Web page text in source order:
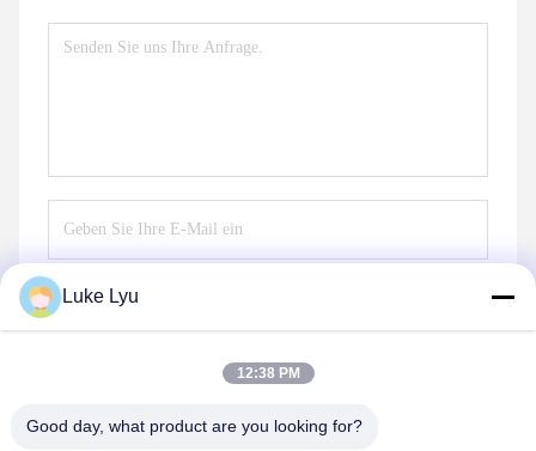
Senden Sie
Luke Lyu
12:38 PM
Good day, what product are you looking for?